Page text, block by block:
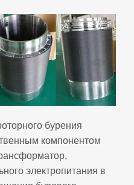
бурения
компонентом
электропитания в